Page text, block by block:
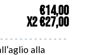
€14,00
x2 €27,00
alla